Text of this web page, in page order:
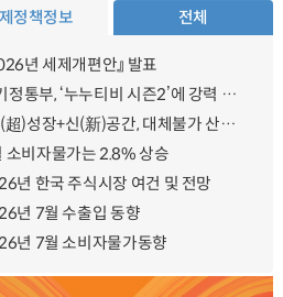
정책정보 전체
년 세제개편안』 발표
과기정통부, ‘누누티비 시즌2’에 강력 대응 의지 밝혀
“초(超)성장+신(新)공간, 대체불가 산업강국”
소비자물가는 2.8% 상승
년 한국 주식시장 여건 및 전망
년 7월 수출입 동향
년 7월 소비자물가동향